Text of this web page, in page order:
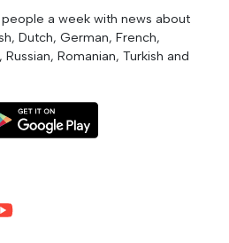
a week with news about
Dutch, German, French,
Romanian, Turkish and